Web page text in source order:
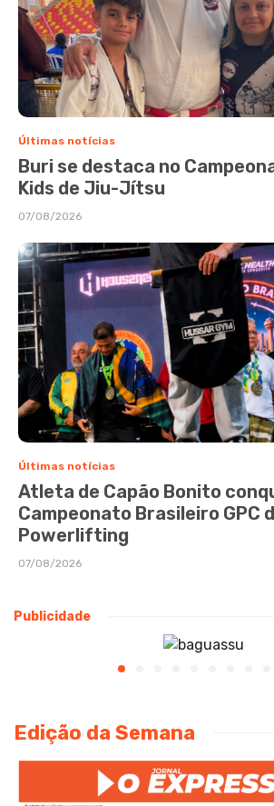
Últimas notícias
Buri se destaca no
Kids de Jiu-Jítsu
07/08/2026
Últimas notícias
Atleta de Capão Bonito
Campeonato Brasileiro GPC
Powerlifting
07/08/2026
Publicidade
Edição da Semana